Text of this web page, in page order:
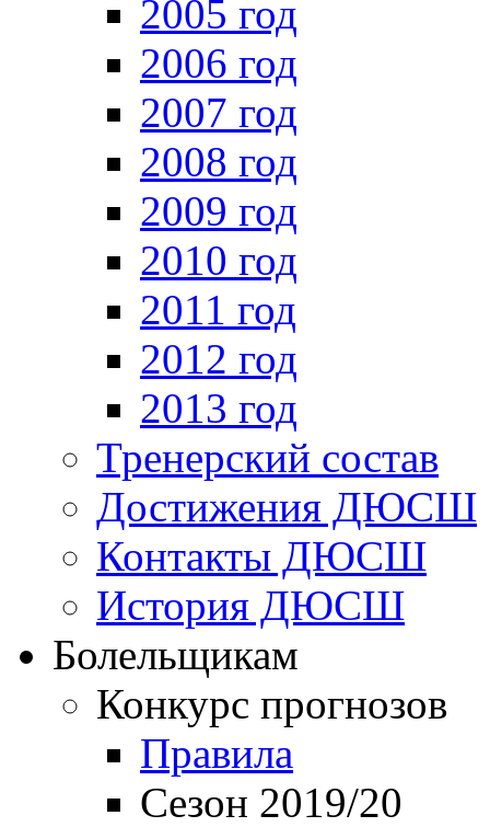
2005 год
2006 год
2007 год
2008 год
2009 год
2010 год
2011 год
2012 год
2013 год
Тренерский состав
Достижения ДЮСШ
Контакты ДЮСШ
История ДЮСШ
Болельщикам
Конкурс прогнозов
Правила
Сезон 2019/20